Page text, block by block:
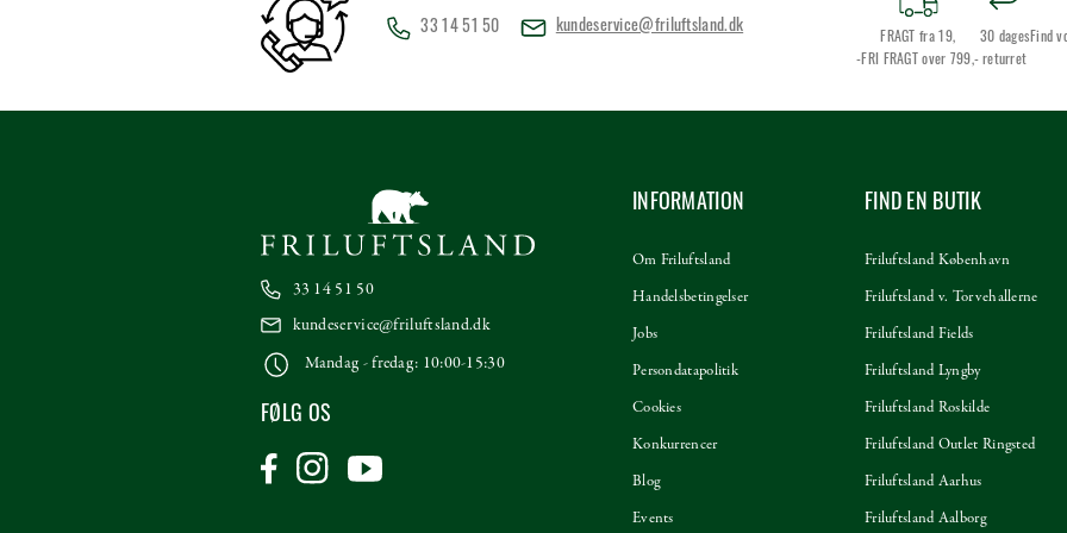
33 14 51 50 kundeservice@friluftsland.dk
FRAGT fra 19,
-FRI FRAGT over 799,-
30 dages
returret
Find
33 14 51 50
kundeservice@friluftsland.dk
Mandag - fredag: 10:00-15:30
FØLG OS
INFORMATION
Om Friluftsland
Handelsbetingelser
Jobs
Persondatapolitik
Cookies
Konkurrencer
Blog
Events
FIND EN BUTIK
Friluftsland København
Friluftsland v. Torvehallerne
Friluftsland Fields
Friluftsland Lyngby
Friluftsland Roskilde
Friluftsland Outlet Ringsted
Friluftsland Aarhus
Friluftsland Aalborg